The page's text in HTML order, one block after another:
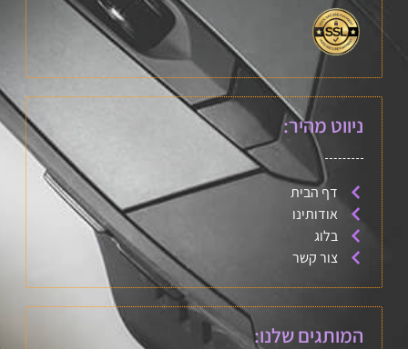
ניווט מהיר:
דף הבית
אודותינו
בלוג
צור קשר
המותגים שלנו: